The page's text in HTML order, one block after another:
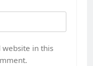
website in this